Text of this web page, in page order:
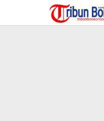
konten